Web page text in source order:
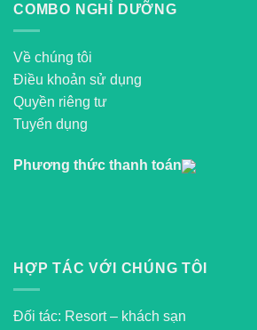
COMBO NGHỈ DƯỠNG
Về chúng tôi
Điều khoản sử dụng
Quyền riêng tư
Tuyển dụng
Phương thức thanh toán
HỢP TÁC VỚI CHÚNG TÔI
Đối tác: Resort – khách sạn